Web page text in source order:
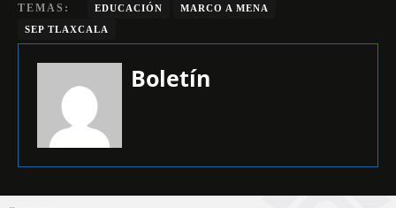
TEMAS: EDUCACIÓN
MARCO A MENA
SEP TLAXCALA
Boletín